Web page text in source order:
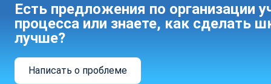
Есть предложения по организации
процесса или знаете, как сделать
лучше?
Написать о проблеме